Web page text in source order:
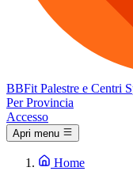
BBFit Palestre e Centri
Per Provincia
Accesso
Apri menu
Home